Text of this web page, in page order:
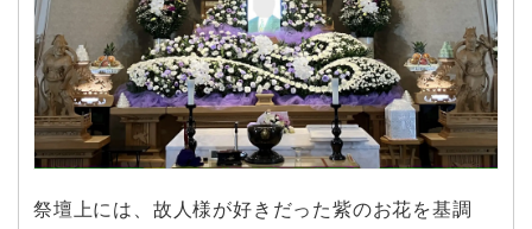
祭壇上には、故人様が好きだった紫のお花を基調